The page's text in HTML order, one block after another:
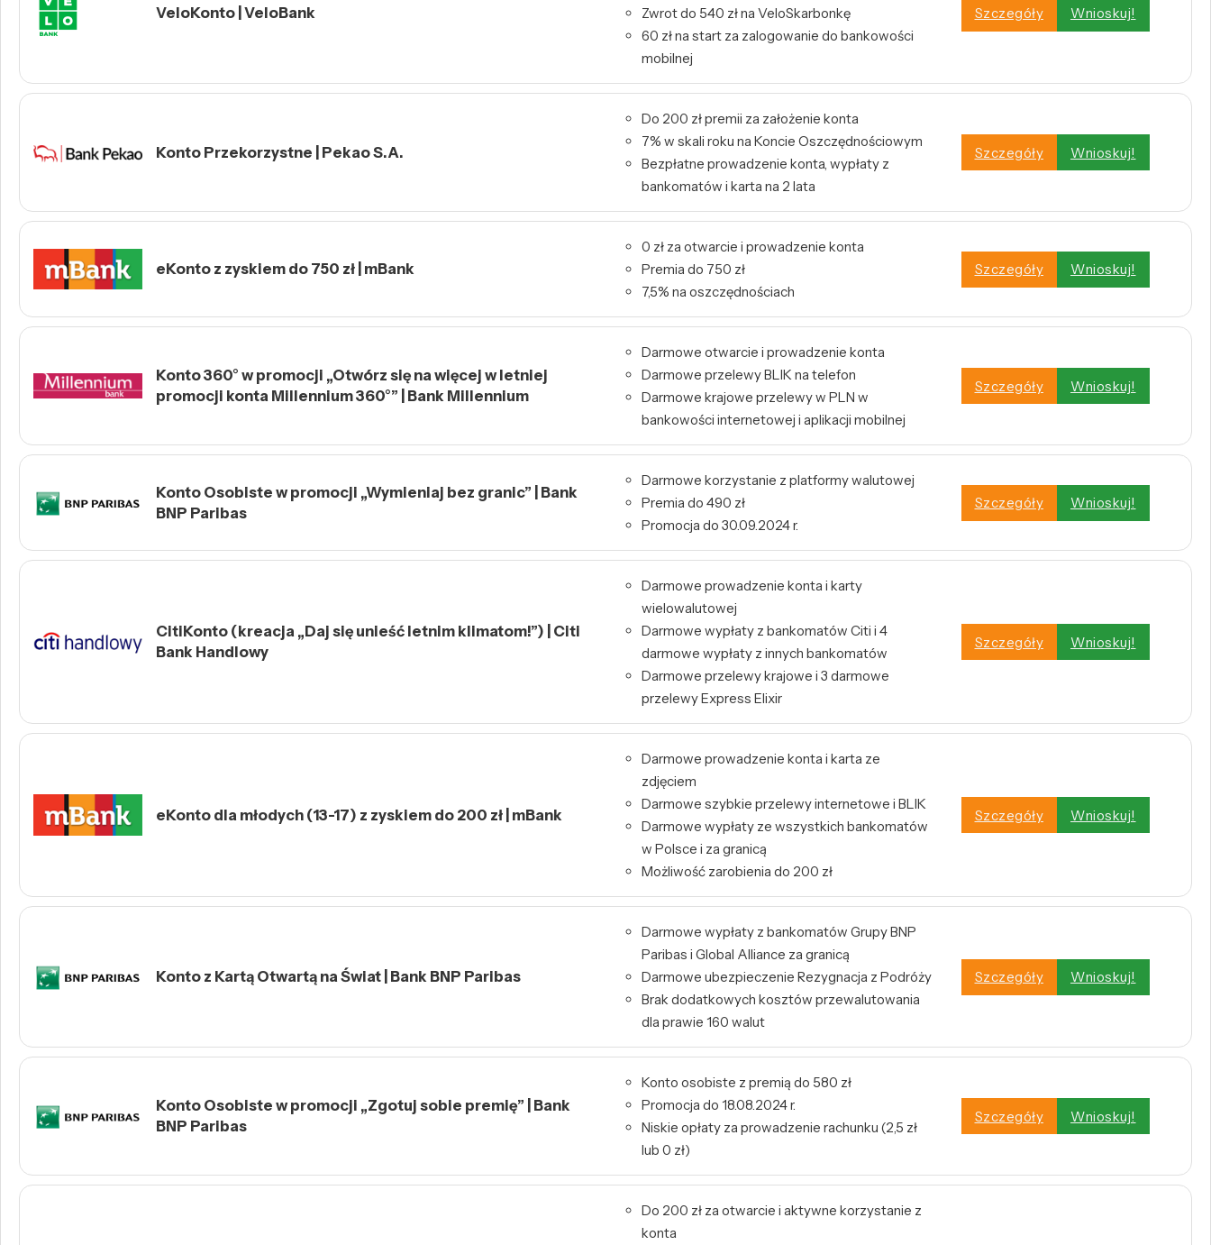
VeloKonto | VeloBank
Zwrot do 540 zł na VeloSkarbonkę
60 zł na start za zalogowanie do bankowości
mobilnej
Szczegóły Wnioskuj!
Konto Przekorzystne | Pekao S.A.
Do 200 zł premii za założenie konta
7% w skali roku na Koncie Oszczędnościowym
Bezpłatne prowadzenie konta, wypłaty z
bankomatów i karta na 2 lata
Szczegóły Wnioskuj!
eKonto z zyskiem do 750 zł | mBank
0 zł za otwarcie i prowadzenie konta
Premia do 750 zł
7,5% na oszczędnościach
Szczegóły Wnioskuj!
Konto 360° w promocji „Otwórz się na więcej w letniej
promocji konta Millennium 360°” | Bank Millennium
Darmowe otwarcie i prowadzenie konta
Darmowe przelewy BLIK na telefon
Darmowe krajowe przelewy w PLN w
bankowości internetowej i aplikacji mobilnej
Szczegóły Wnioskuj!
Konto Osobiste w promocji „Wymieniaj bez granic” | Bank
BNP Paribas
Darmowe korzystanie z platformy walutowej
Premia do 490 zł
Promocja do 30.09.2024 r.
Szczegóły Wnioskuj!
CitiKonto (kreacja „Daj się unieść letnim klimatom!”) | Citi
Bank Handlowy
Darmowe prowadzenie konta i karty
wielowalutowej
Darmowe wypłaty z bankomatów Citi i 4
darmowe wypłaty z innych bankomatów
Darmowe przelewy krajowe i 3 darmowe
przelewy Express Elixir
Szczegóły Wnioskuj!
eKonto dla młodych (13-17) z zyskiem do 200 zł | mBank
Darmowe prowadzenie konta i karta ze
zdjęciem
Darmowe szybkie przelewy internetowe i BLIK
Darmowe wypłaty ze wszystkich bankomatów
w Polsce i za granicą
Możliwość zarobienia do 200 zł
Szczegóły Wnioskuj!
Konto z Kartą Otwartą na Świat | Bank BNP Paribas
Darmowe wypłaty z bankomatów Grupy BNP
Paribas i Global Alliance za granicą
Darmowe ubezpieczenie Rezygnacja z Podróży
Brak dodatkowych kosztów przewalutowania
dla prawie 160 walut
Szczegóły Wnioskuj!
Konto Osobiste w promocji „Zgotuj sobie premię” | Bank
BNP Paribas
Konto osobiste z premią do 580 zł
Promocja do 18.08.2024 r.
Niskie opłaty za prowadzenie rachunku (2,5 zł
lub 0 zł)
Szczegóły Wnioskuj!
Do 200 zł za otwarcie i aktywne korzystanie z
konta